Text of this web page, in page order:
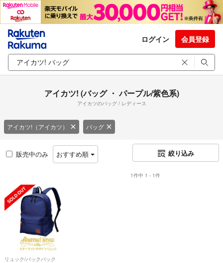
ログイン 会員登録
アイカツ! (バッグ ・ パープル/紫色系)
アイカツのバッグ / レディース
アイカツ!（アイカツ） バッグ
販売中のみ おすすめ順 絞り込み
1件中 1 - 1件
リュック/バックパック